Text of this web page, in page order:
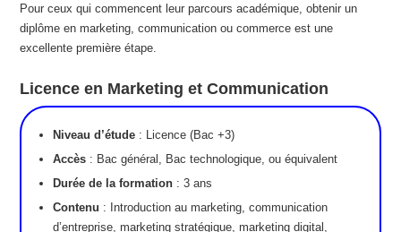
Pour ceux qui commencent leur parcours académique, obtenir un
diplôme en marketing, communication ou commerce est une
excellente première étape.
Licence en Marketing et Communication
Niveau d’étude : Licence (Bac +3)
Accès : Bac général, Bac technologique, ou équivalent
Durée de la formation : 3 ans
Contenu : Introduction au marketing, communication
d’entreprise, marketing stratégique, marketing digital,